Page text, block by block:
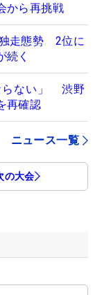
から再挑戦
走態勢 2位に
続く
らない」 渋野
再確認
ニュース一覧
の大会